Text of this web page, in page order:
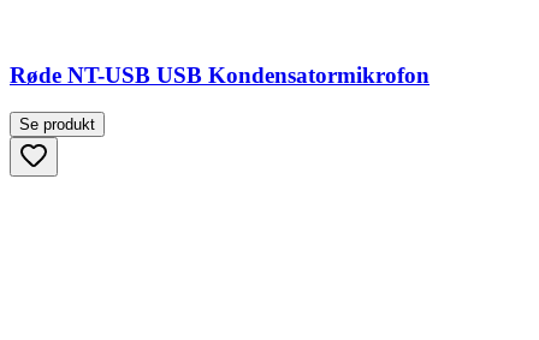
Røde NT-USB USB Kondensatormikrofon
Se produkt